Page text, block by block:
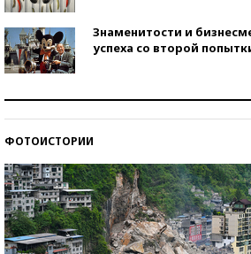
Знаменитости и
успеха со второй
ФОТОИСТОРИИ